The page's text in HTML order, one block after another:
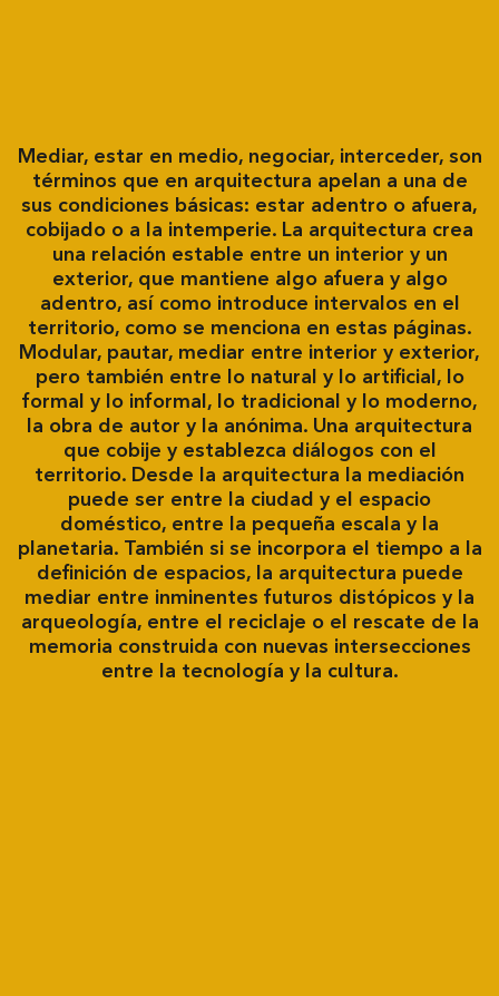
Mediar, estar en medio, negociar, interceder, son
términos que en arquitectura apelan a una de
sus condiciones básicas: estar adentro o afuera,
cobijado o a la intemperie. La arquitectura crea
una relación estable entre un interior y un
exterior, que mantiene algo afuera y algo
adentro, así como introduce intervalos en el
territorio, como se menciona en estas páginas.
Modular, pautar, mediar entre interior y exterior,
pero también entre lo natural y lo artificial, lo
formal y lo informal, lo tradicional y lo moderno,
la obra de autor y la anónima. Una arquitectura
que cobije y establezca diálogos con el
territorio. Desde la arquitectura la mediación
puede ser entre la ciudad y el espacio
doméstico, entre la pequeña escala y la
planetaria. También si se incorpora el tiempo a la
definición de espacios, la arquitectura puede
mediar entre inminentes futuros distópicos y la
arqueología, entre el reciclaje o el rescate de la
memoria construida con nuevas intersecciones
entre la tecnología y la cultura.